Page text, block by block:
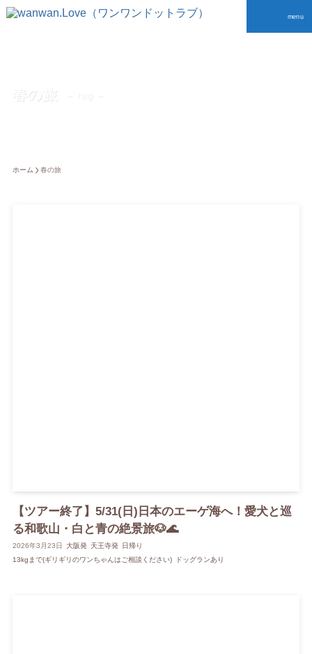
menu
春の旅
ホーム 春の旅
【ツアー終了】5/31(日)日本のエーゲ海へ！愛犬と巡
る和歌山・白と青の絶景旅🐶🌊
2026年3月23日 大阪発 天王寺発
日帰り
13kgまで(ギリギリのワンちゃんはご相談ください)
ドッグランあり